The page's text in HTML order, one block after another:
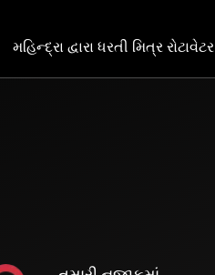
મહિન્દ્રા દ્વારા ધરતી મિત્ર રોટાવેટર